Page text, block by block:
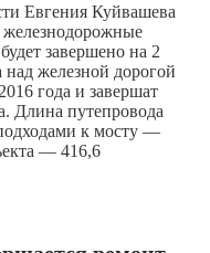
Евгения Куйвашева
железнодорожные
завершено на 2
железной дорогой
года и завершат
Длина путепровода
к мосту —
— 416,6